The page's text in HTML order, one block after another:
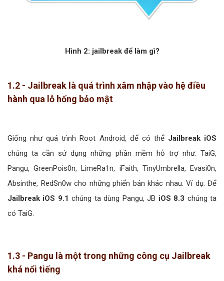
Hình 2: jailbreak để làm gì?
1.2 - Jailbreak là quá trình xâm nhập vào hệ điều
hành qua lỗ hổng bảo mật
Giống như quá trình Root Android, để có thể Jailbreak iOS
chúng ta cần sử dụng những phần mềm hỗ trợ như: TaiG,
Pangu, GreenPois0n, LimeRa1n, iFaith, TinyUmbrella, Evasi0n,
Absinthe, RedSn0w cho những phiển bản khác nhau. Ví dụ: Để
Jailbreak iOS 9.1 chúng ta dùng Pangu, JB iOS 8.3 chúng ta
có TaiG.
1.3 - Pangu là một trong những công cụ Jailbreak
khá nổi tiếng